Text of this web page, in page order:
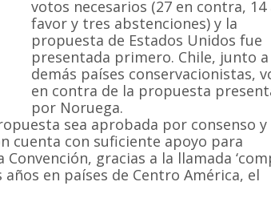
votos necesarios (27 en contra, 14
favor y tres abstenciones) y la
propuesta de Estados Unidos fue
presentada primero. Chile, junto
demás países conservacionistas,
en contra de la propuesta
por Noruega.
sea aprobada por consenso y
cuenta con suficiente apoyo para
gracias a la llamada
en países de Centro América, el